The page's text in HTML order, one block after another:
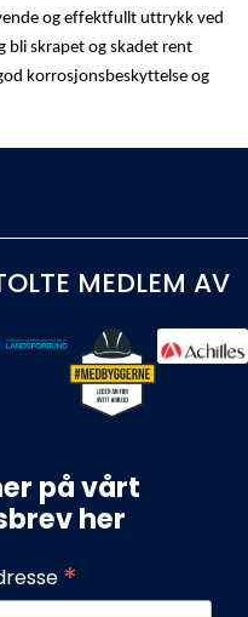
og effektfullt uttrykk ved
bli skrapet og skadet rent
korrosjonsbeskyttelse og
MEDLEM AV
på vårt
her
*